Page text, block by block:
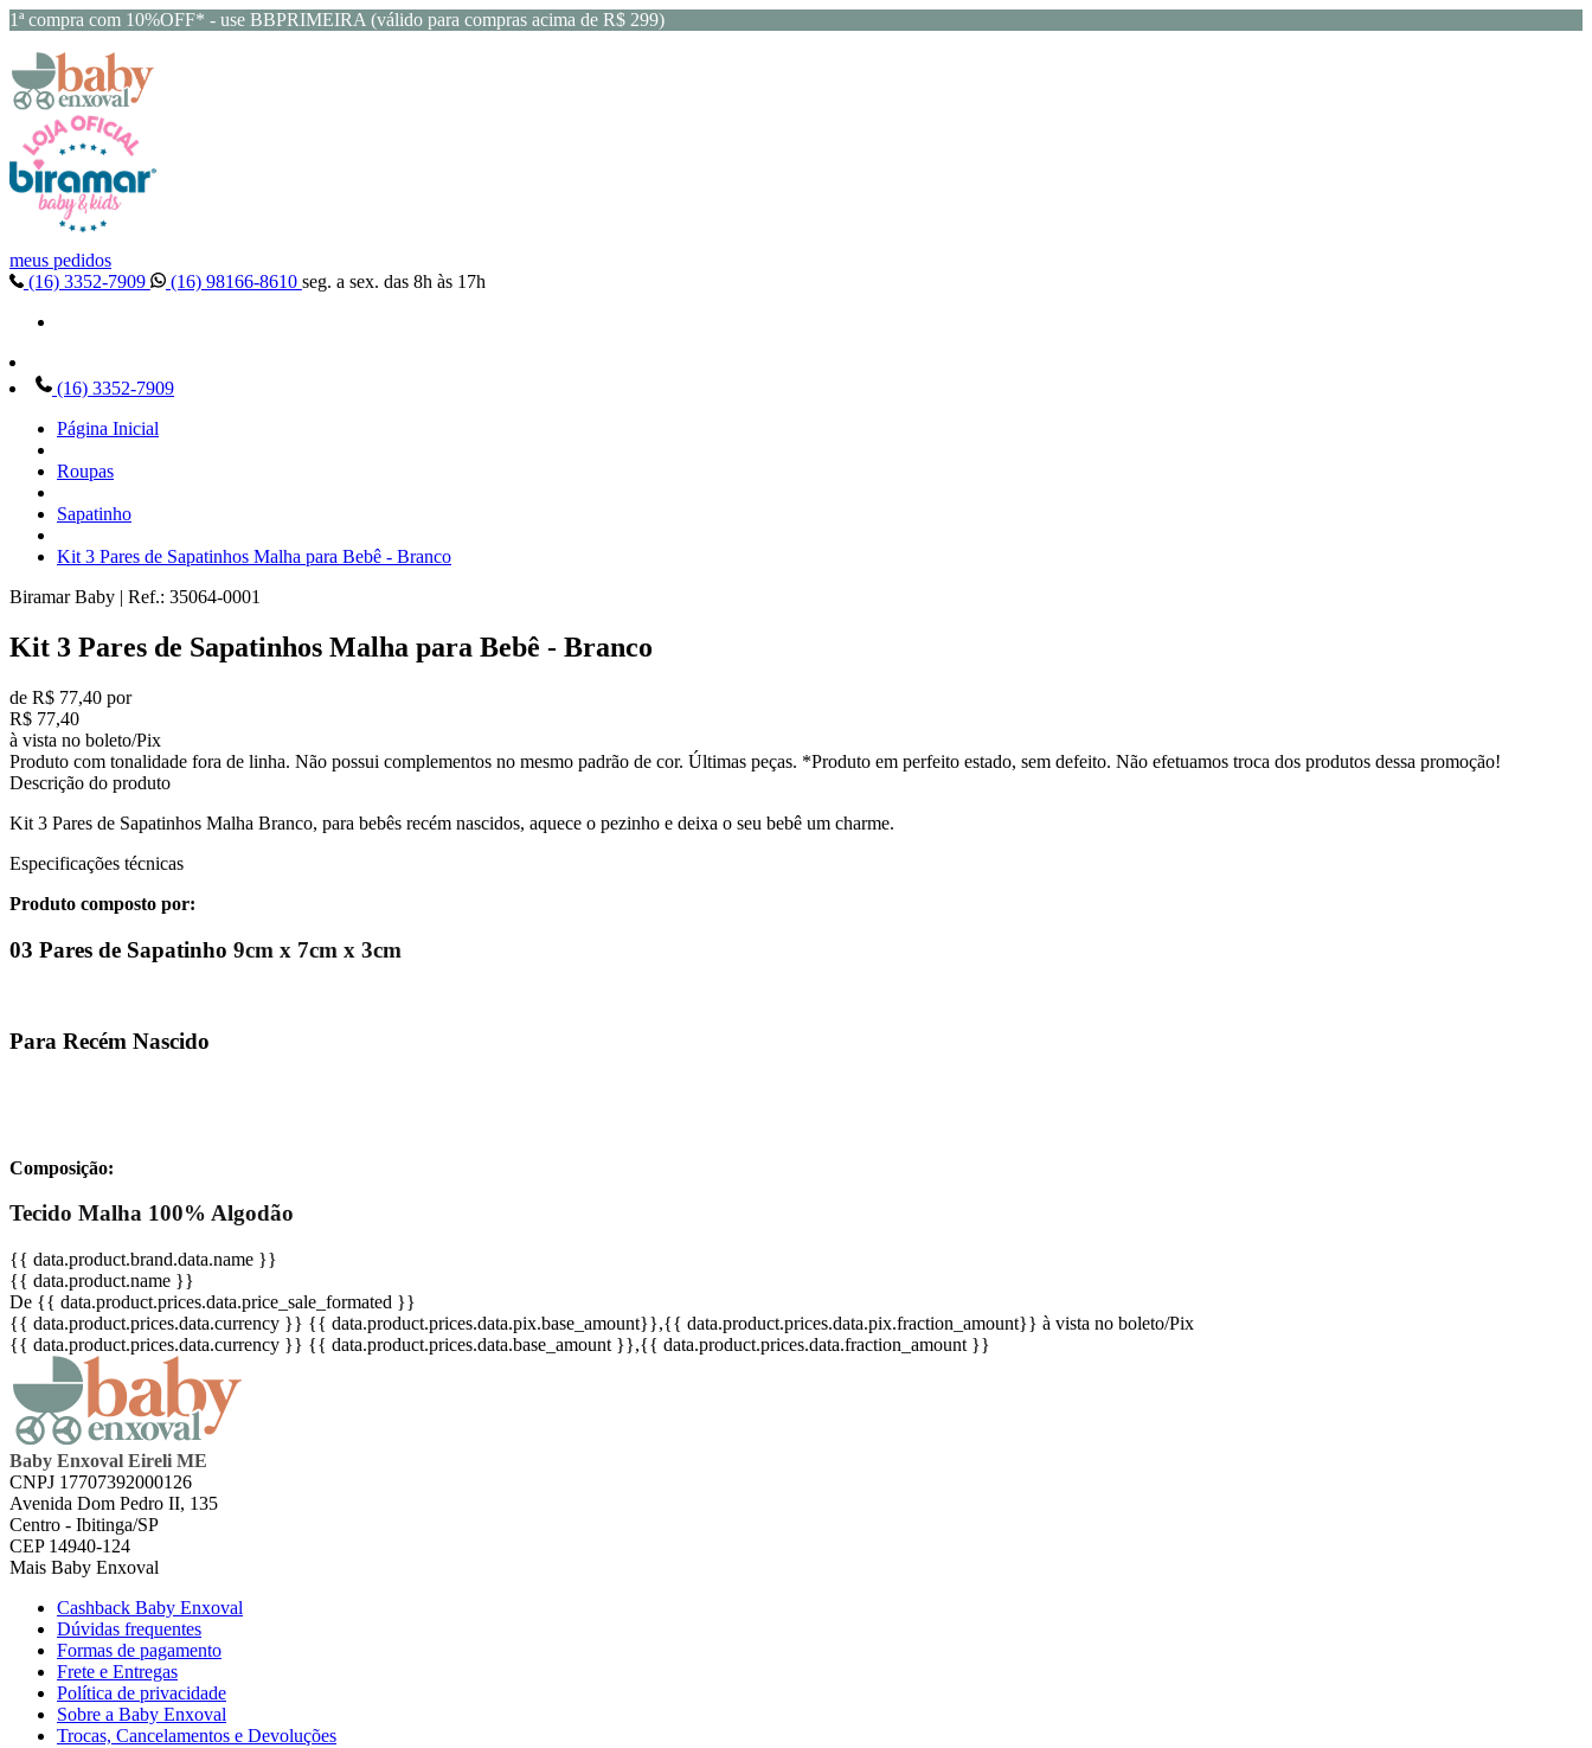
1ª compra com 10%OFF* - use BBPRIMEIRA (válido para compras acima de R$ 299)
meus pedidos
(16) 3352-7909
(16) 98166-8610 seg. a sex. das 8h às 17h
(16) 3352-7909
Página Inicial
Roupas
Sapatinho
Kit 3 Pares de Sapatinhos Malha para Bebê - Branco
Biramar Baby | Ref.: 35064-0001
Kit 3 Pares de Sapatinhos Malha para Bebê - Branco
de R$ 77,40 por
R$ 77,40
à vista no boleto/Pix
Produto com tonalidade fora de linha. Não possui complementos no mesmo padrão de cor. Últimas peças. *Produto em perfeito estado, sem defeito. Não efetuamos troca dos produtos dessa promoção!
Descrição do produto
Kit 3 Pares de Sapatinhos Malha Branco, para bebês recém nascidos, aquece o pezinho e deixa o seu bebê um charme.
Especificações técnicas
Produto composto por:
03 Pares de Sapatinho 9cm x 7cm x 3cm
Para Recém Nascido
Composição:
Tecido Malha 100% Algodão
{{ data.product.brand.data.name }}
{{ data.product.name }}
De {{ data.product.prices.data.price_sale_formated }}
{{ data.product.prices.data.currency }} {{ data.product.prices.data.pix.base_amount}},{{ data.product.prices.data.pix.fraction_amount}} à vista no boleto/Pix
{{ data.product.prices.data.currency }} {{ data.product.prices.data.base_amount }},{{ data.product.prices.data.fraction_amount }}
Baby Enxoval Eireli ME
CNPJ 17707392000126
Avenida Dom Pedro II, 135
Centro - Ibitinga/SP
CEP 14940-124
Mais Baby Enxoval
Cashback Baby Enxoval
Dúvidas frequentes
Formas de pagamento
Frete e Entregas
Política de privacidade
Sobre a Baby Enxoval
Trocas, Cancelamentos e Devoluções